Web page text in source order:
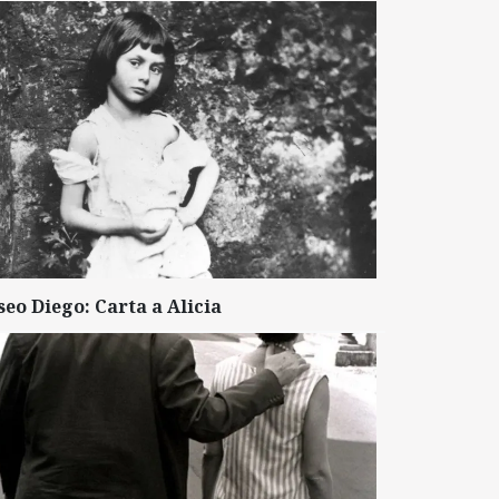
Diego: Carta a Alicia